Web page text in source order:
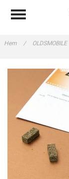
Hem / OLDSMOBILE